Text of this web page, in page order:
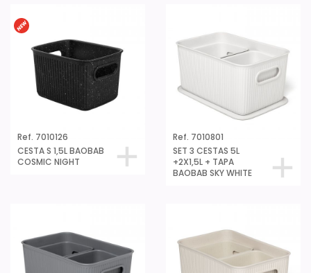
Ref. 7010126
CESTA S 1,5L BAOBAB
COSMIC NIGHT
Ref. 7010801
SET 3 CESTAS 5L
+2X1,5L + TAPA
BAOBAB SKY WHITE